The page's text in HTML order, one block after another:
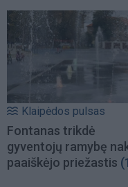
Klaipėdos pulsas
Fontanas trikdė
gyventojų ramybę
paaiškėjo priežastis